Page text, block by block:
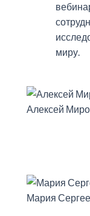
миру.
Алексей
Мария